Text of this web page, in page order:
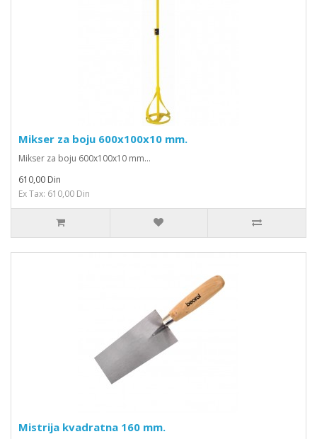
Mikser za boju 600x100x10 mm.
Mikser za boju 600x100x10 mm...
610,00 Din
Ex Tax: 610,00 Din
Mistrija kvadratna 160 mm.